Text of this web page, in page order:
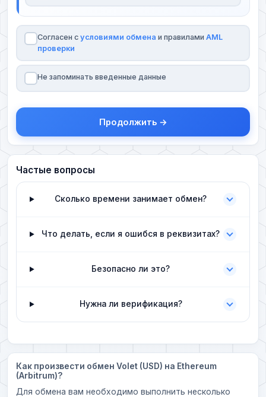
Согласен с условиями обмена и правилами AML
проверки
Не запоминать введенные данные
Продолжить →
Частые вопросы
Сколько времени занимает обмен?
Что делать, если я ошибся в реквизитах?
Безопасно ли это?
Нужна ли верификация?
Как произвести обмен Volet (USD) на Ethereum
(Arbitrum)?
Для обмена вам необходимо выполнить несколько